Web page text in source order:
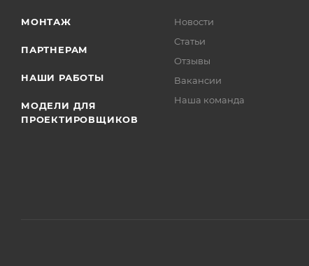
МОНТАЖ
ПАРТНЕРАМ
НАШИ РАБОТЫ
МОДЕЛИ ДЛЯ
ПРОЕКТИРОВЩИКОВ
Новости
Статьи
Отзывы
Вакансии
Наша команда